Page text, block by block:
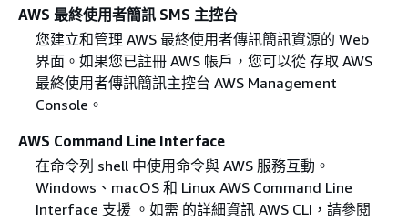
AWS 最終使用者簡訊 SMS 主控台
您建立和管理 AWS 最終使用者傳訊簡訊資源的 Web
界面。如果您已註冊 AWS 帳戶，您可以從 存取 AWS
最終使用者傳訊簡訊主控台 AWS Management
Console。
AWS Command Line Interface
在命令列 shell 中使用命令與 AWS 服務互動。
Windows、macOS 和 Linux AWS Command Line
Interface 支援 。如需 的詳細資訊 AWS CLI，請參閱